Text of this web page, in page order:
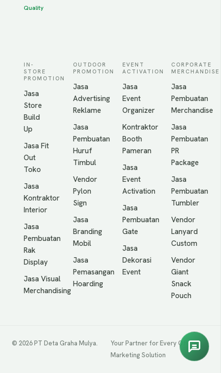
Quality
IN-
STORE
PROMOTION
Jasa
Store
Build
Up
Jasa Fit
Out
Toko
Jasa
Kontraktor
Interior
Jasa
Pembuatan
Rak
Display
Jasa Visual
Merchandising
OUTDOOR
PROMOTION
Jasa
Advertising
Reklame
Jasa
Pembuatan
Huruf
Timbul
Vendor
Pylon
Sign
Jasa
Branding
Mobil
Jasa
Pemasangan
Hoarding
EVENT
ACTIVATION
Jasa
Event
Organizer
Kontraktor
Booth
Pameran
Jasa
Event
Activation
Jasa
Pembuatan
Gate
Jasa
Dekorasi
Event
CORPORATE
MERCHANDISE
Jasa
Pembuatan
Merchandise
Jasa
Pembuatan
PR
Package
Jasa
Pembuatan
Tumbler
Vendor
Lanyard
Custom
Vendor
Giant
Snack
Pouch
© 2026 PT Deta Graha Mulya.
Your Partner for Every Offline
Marketing Solution